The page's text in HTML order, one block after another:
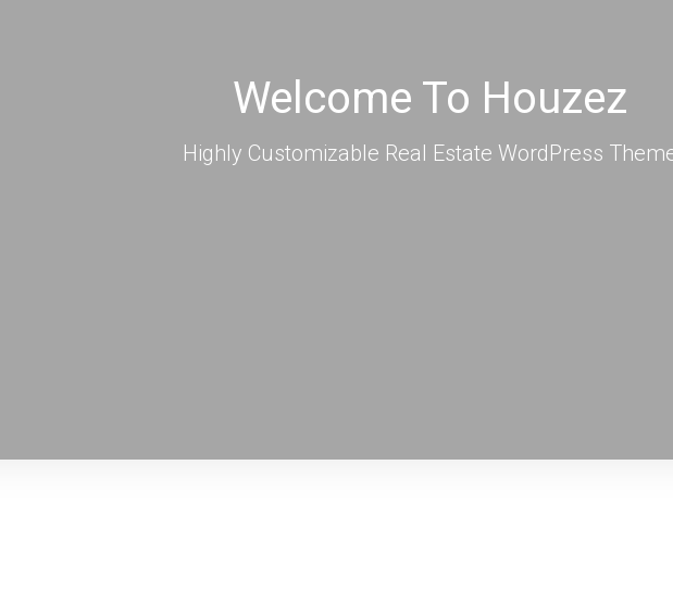
Welcome To Houzez
Highly Customizable Real Estate WordPress